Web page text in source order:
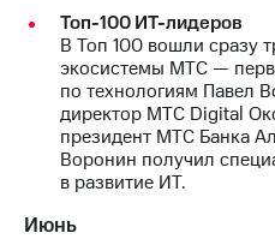
Документы
ПАО
"МТС"
Собрания
акционеров
Личный
кабинет
акционера
Топ-100 ИТ-лидеров
В Топ 100 вошли сразу
экосистемы МТС —
по технологиям Павел
директор МТС Digital
президент МТС Банка
Воронин получил
в развитие ИТ.
Июнь